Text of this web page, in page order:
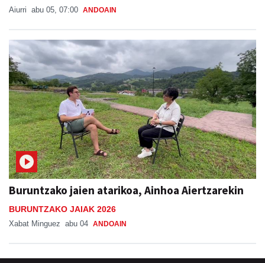
Aiurri abu 05, 07:00 ANDOAIN
Buruntzako jaien atarikoa, Ainhoa Aiertzarekin
BURUNTZAKO JAIAK 2026
Xabat Minguez abu 04 ANDOAIN